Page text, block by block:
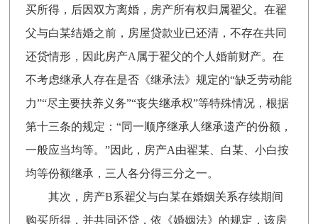
买所得，后因双方离婚，房产所有权归属翟父。在翟
父与白某结婚之前，房屋贷款业已还清，不存在共同
还贷情形，因此房产A属于翟父的个人婚前财产。在
不考虑继承人存在是否《继承法》规定的“缺乏劳动能
力”“尽主要扶养义务”“丧失继承权”等特殊情况，根据
第十三条的规定：“同一顺序继承人继承遗产的份额，
一般应当均等。”因此，房产A由翟某、白某、小白按
均等份额继承，三人各分得三分之一。
其次，房产B系翟父与白某在婚姻关系存续期间
购买所得，并共同还贷，依《婚姻法》的规定，该房